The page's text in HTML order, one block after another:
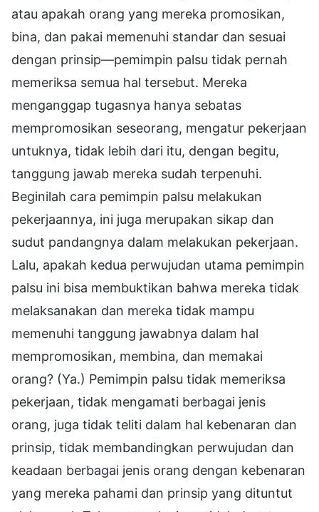
atau apakah orang yang mereka promosikan,
bina, dan pakai memenuhi standar dan sesuai
dengan prinsip—pemimpin palsu tidak pernah
memeriksa semua hal tersebut. Mereka
menganggap tugasnya hanya sebatas
mempromosikan seseorang, mengatur pekerjaan
untuknya, tidak lebih dari itu, dengan begitu,
tanggung jawab mereka sudah terpenuhi.
Beginilah cara pemimpin palsu melakukan
pekerjaannya, ini juga merupakan sikap dan
sudut pandangnya dalam melakukan pekerjaan.
Lalu, apakah kedua perwujudan utama pemimpin
palsu ini bisa membuktikan bahwa mereka tidak
melaksanakan dan mereka tidak mampu
memenuhi tanggung jawabnya dalam hal
mempromosikan, membina, dan memakai
orang? (Ya.) Pemimpin palsu tidak memeriksa
pekerjaan, tidak mengamati berbagai jenis
orang, juga tidak teliti dalam hal kebenaran dan
prinsip, tidak membandingkan perwujudan dan
keadaan berbagai jenis orang dengan kebenaran
yang mereka pahami dan prinsip yang dituntut